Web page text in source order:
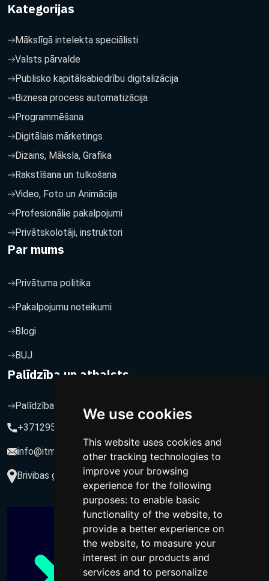
We use cookies
This website uses cookies and
other tracking technologies to
improve your browsing
experience for the following
purposes: to enable basic
functionality of the website, to
provide a better experience on
the website, to measure your
interest in our products and
services and to personalize
Kategorijas
Mākslīgā intelekta speciālisti
Valsts pārvalde
Publisko kapitālsabiedrību digitalizācija
Biznesa process automatizācija
Programmēšana
Digitālais mārketings
Dizains, Māksla, Grafika
Rakstīšana un tulkošana
Video, Foto un Animācija
Profesionālie pakalpojumi
Privātskolotāji, instruktori
Par mums
Privātuma politika
Pakalpojumu noteikumi
Blogi
BUJ
Palīdzība un atbalsts
Palīdzība un atbalsts
+37129564547
info@itmarketing.lv
Brivibas gatve 234-77, LV-1039, Riga, Latvia